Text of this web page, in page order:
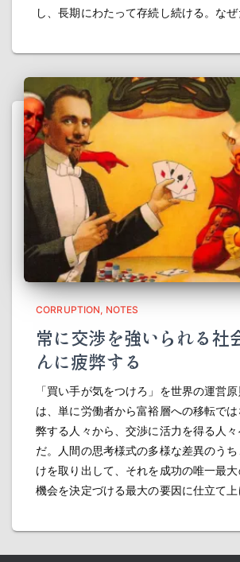
し、長期にわたって存続し続ける。なぜ
CORRUPTION NOTES
常に交渉を強いられる社
んに疲弊する
「買い手が気をつけろ」を世界の運営
は、単に労働者から富裕層への移転で
弊する人々から、交渉に活力を得る人
だ。人間の思考様式の多様な差異のう
けを取り出して、それを成功の唯一最
機会を決定づける最大の要因に仕立て上